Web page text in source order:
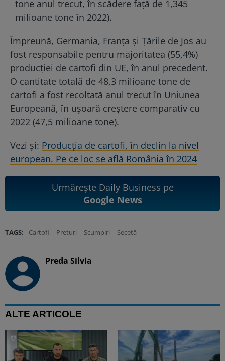
tone anul trecut, în scădere faţă de 1,345
milioane tone în 2022).
Împreună, Germania, Franţa şi Ţările de Jos au
fost responsabile pentru majoritatea (55,4%)
producţiei de cartofi din UE, în anul precedent.
O cantitate totală de 48,3 milioane tone de
cartofi a fost recoltată anul trecut în Uniunea
Europeană, în uşoară creştere comparativ cu
2022 (47,5 milioane tone).
Vezi și: Producția de cartofi, în declin la nivel
european. Pe ce loc se află România în 2024
Urmărește Daily Business pe
Google News
TAGS: Cartofi Preturi Scumpiri Secetă
Preda Silvia
ALTE ARTICOLE